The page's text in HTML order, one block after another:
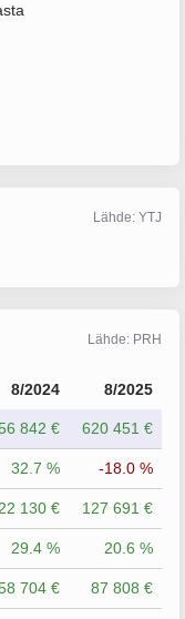
Lähde: YTJ
Lähde: PRH
8/2024 8/2025
842 € 620 451 €
32.7 % -18.0 %
130 € 127 691 €
29.4 % 20.6 %
704 € 87 808 €